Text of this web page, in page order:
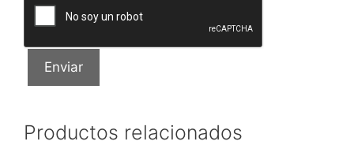
Productos relacionados